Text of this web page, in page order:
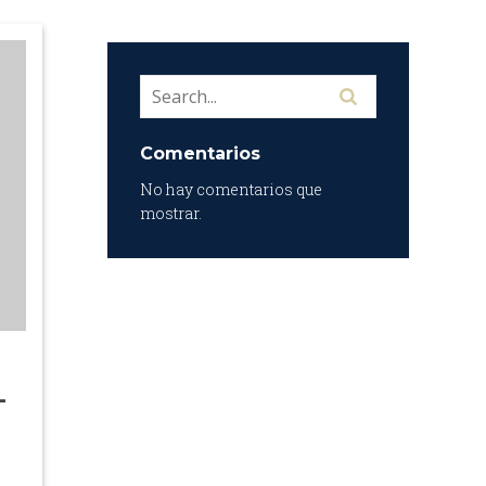
Comentarios
No hay comentarios que
mostrar.